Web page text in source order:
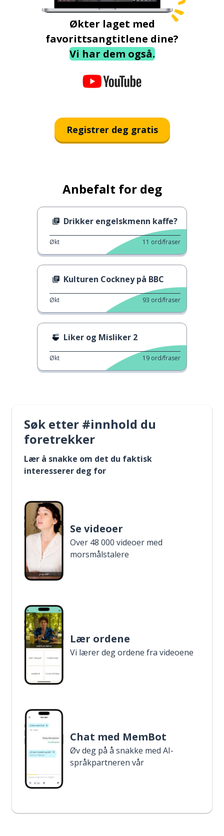
Økter laget med
favorittsangtitlene dine?
Vi har dem også.
Registrer deg gratis
Anbefalt for deg
Drikker engelskmenn kaffe?
Økt 11 ord/fraser
Kulturen Cockney på BBC
Økt 93 ord/fraser
Liker og Misliker 2
Økt 19 ord/fraser
Søk etter #innhold du
foretrekker
Lær å snakke om det du faktisk
interesserer deg for
Se videoer
Over 48 000 videoer med
morsmålstalere
Lær ordene
Vi lærer deg ordene fra videoene
Chat med MemBot
Øv deg på å snakke med AI-
språkpartneren vår